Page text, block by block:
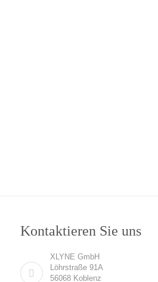
Kontaktieren Sie uns
XLYNE GmbH
Löhrstraße 91A
56068 Koblenz